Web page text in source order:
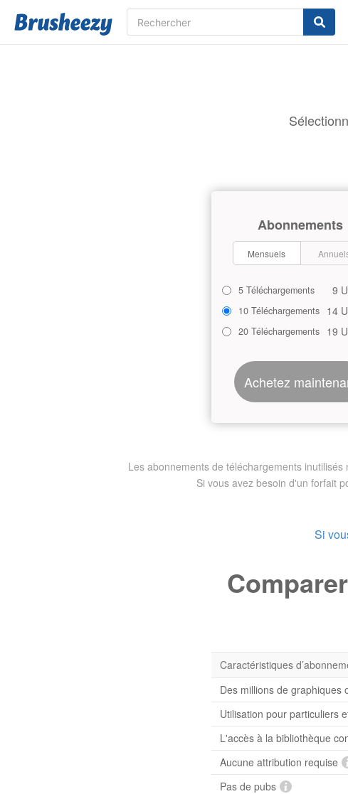
Abonnements
Mensuels
5 Téléchargements 9
10 Téléchargements 14
20 Téléchargements 19
Achetez
Les abonnements de téléchargements
Si vous avez besoin d'un forfait
Si
Caractéristiques
Des millions de graphiques
Utilisation pour particuliers
L'accès à la bibliothèque
Aucune attribution requise
Pas de pubs